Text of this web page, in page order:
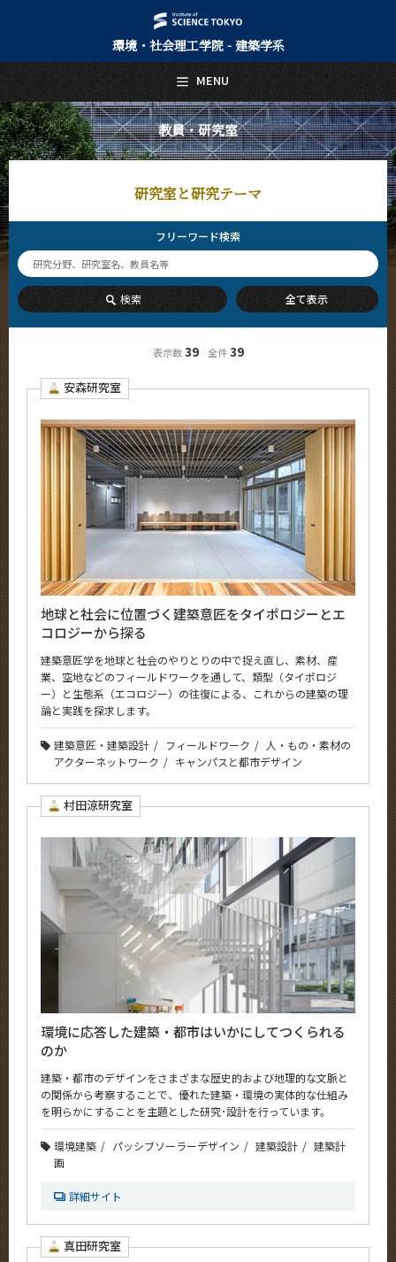
環境・社会理工学院 - 建築学系
教員・研究室
研究室と研究テーマ
表示数 39 全件 39
安森研究室
地球と社会に位置づく建築意匠をタイポロジーとエ
コロジーから探る
建築意匠学を地球と社会のやりとりの中で捉え直し、素材、産
業、空地などのフィールドワークを通して、類型（タイポロジ
ー）と生態系（エコロジー）の往復による、これからの建築の理
論と実践を探求します。
建築意匠・建築設計 フィールドワーク
人・もの・素材の
アクターネットワーク
キャンパスと都市デザイン
村田涼研究室
環境に応答した建築・都市はいかにしてつくられる
のか
建築・都市のデザインをさまざまな歴史的および地理的な文脈と
の関係から考察することで、優れた建築・環境の実体的な仕組み
を明らかにすることを主題とした研究･設計を行っています。
環境建築 パッシブソーラーデザイン 建築設計
建築計
画
詳細サイト
真田研究室
MENU
日本語 English
トップページ
Top Page
建築学系について
About Us
教員・研究室
Faculty and Laboratories
Future
建築学系 News
イベントカレンダー
Event Calendar
系詳細情報
フリーワード検索
検索 全て表示